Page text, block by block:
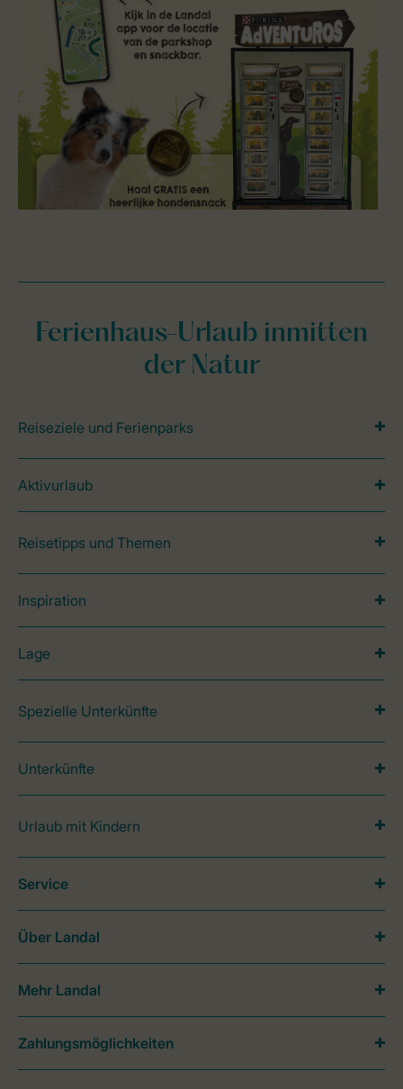
Ferienhaus-Urlaub inmitten
der Natur
Reiseziele und Ferienparks
Aktivurlaub
Reisetipps und Themen
Inspiration
Lage
Spezielle Unterkünfte
Unterkünfte
Urlaub mit Kindern
Service
Über Landal
Mehr Landal
Zahlungsmöglichkeiten